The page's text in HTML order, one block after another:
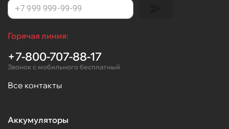
Горячая линия:
+7-800-707-88-17
Звонок с мобильного бесплатный
Все контакты
Аккумуляторы